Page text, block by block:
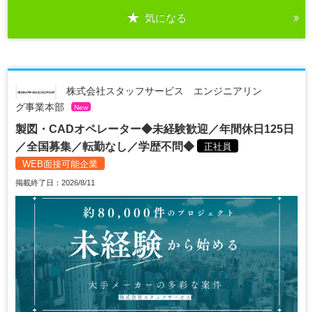
気になる
株式会社スタッフサービス エンジニアリン
グ事業本部
New
製図・CADオペレーター◆未経験歓迎／年間休日125日
／全国募集／転勤なし／学歴不問◆
正社員
WEB面接可能企業
掲載終了日：2026/8/11